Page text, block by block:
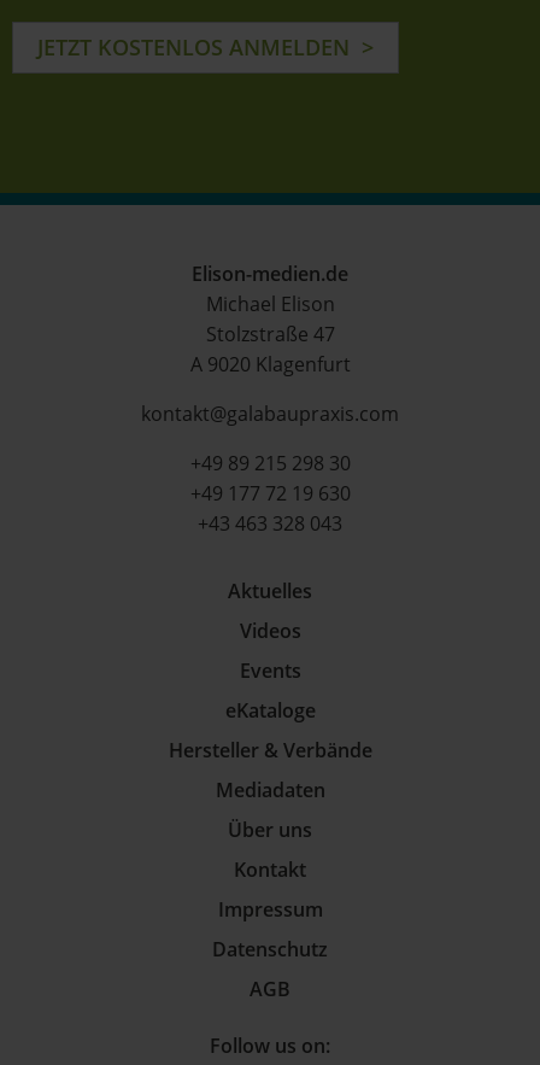
JETZT KOSTENLOS ANMELDEN
Elison-medien.de
Michael Elison
Stolzstraße 47
A 9020 Klagenfurt
kontakt@galabaupraxis.com
+49 89 215 298 30
+49 177 72 19 630
+43 463 328 043
Aktuelles
Videos
Events
eKataloge
Hersteller & Verbände
Mediadaten
Über uns
Kontakt
Impressum
Datenschutz
AGB
Follow us on: